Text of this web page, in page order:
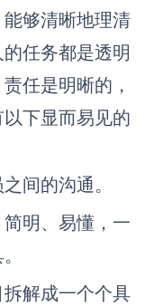
够清晰地理清
的任务都是透明
任是明晰的 ，
下显而易见的
之间的沟通。
简明、易懂，一
。
解成一个个具